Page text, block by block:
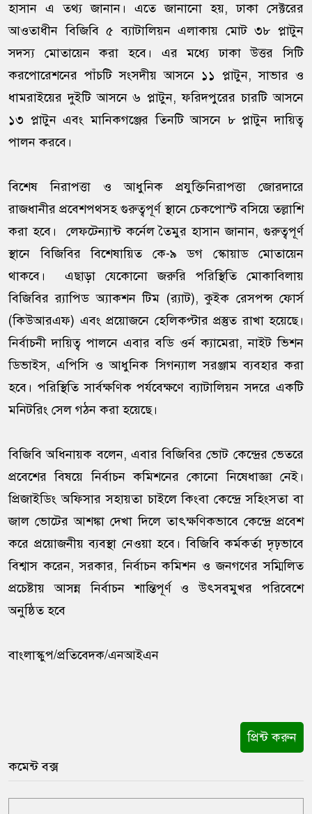
হাসান এ তথ্য জানান। এতে জানানো হয়, ঢাকা সেক্টরের
আওতাধীন বিজিবি ৫ ব্যাটালিয়ন এলাকায় মোট ৩৮ প্লাটুন
সদস্য মোতায়েন করা হবে। এর মধ্যে ঢাকা উত্তর সিটি
করপোরেশনের পাঁচটি সংসদীয় আসনে ১১ প্লাটুন, সাভার ও
ধামরাইয়ের দুইটি আসনে ৬ প্লাটুন, ফরিদপুরের চারটি আসনে
১৩ প্লাটুন এবং মানিকগঞ্জের তিনটি আসনে ৮ প্লাটুন দায়িত্ব
পালন করবে।
বিশেষ নিরাপত্তা ও আধুনিক প্রযুক্তিনিরাপত্তা জোরদারে
রাজধানীর প্রবেশপথসহ গুরুত্বপূর্ণ স্থানে চেকপোস্ট বসিয়ে তল্লাশি
করা হবে। লেফটেন্যান্ট কর্নেল তৈমুর হাসান জানান, গুরুত্বপূর্ণ
স্থানে বিজিবির বিশেষায়িত কে-৯ ডগ স্কোয়াড মোতায়েন
থাকবে। এছাড়া যেকোনো জরুরি পরিস্থিতি মোকাবিলায়
বিজিবির র‍্যাপিড অ্যাকশন টিম (র‍্যাট), কুইক রেসপন্স ফোর্স
(কিউআরএফ) এবং প্রয়োজনে হেলিকপ্টার প্রস্তুত রাখা হয়েছে।
নির্বাচনী দায়িত্ব পালনে এবার বডি ওর্ন ক্যামেরা, নাইট ভিশন
ডিভাইস, এপিসি ও আধুনিক সিগন্যাল সরঞ্জাম ব্যবহার করা
হবে। পরিস্থিতি সার্বক্ষণিক পর্যবেক্ষণে ব্যাটালিয়ন সদরে একটি
মনিটরিং সেল গঠন করা হয়েছে।
বিজিবি অধিনায়ক বলেন, এবার বিজিবির ভোট কেন্দ্রের ভেতরে
প্রবেশের বিষয়ে নির্বাচন কমিশনের কোনো নিষেধাজ্ঞা নেই।
প্রিজাইডিং অফিসার সহায়তা চাইলে কিংবা কেন্দ্রে সহিংসতা বা
জাল ভোটের আশঙ্কা দেখা দিলে তাৎক্ষণিকভাবে কেন্দ্রে প্রবেশ
করে প্রয়োজনীয় ব্যবস্থা নেওয়া হবে। বিজিবি কর্মকর্তা দৃঢ়ভাবে
বিশ্বাস করেন, সরকার, নির্বাচন কমিশন ও জনগণের সম্মিলিত
প্রচেষ্টায় আসন্ন নির্বাচন শান্তিপূর্ণ ও উৎসবমুখর পরিবেশে
অনুষ্ঠিত হবে
বাংলাস্কুপ/প্রতিবেদক/এনআইএন
প্রিন্ট করুন
কমেন্ট বক্স